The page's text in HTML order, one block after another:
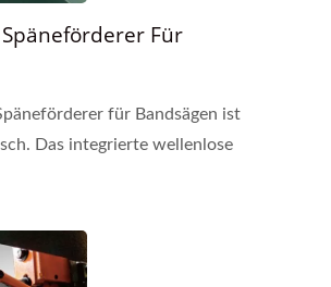
Für
für Bandsägen ist
Das integrierte wellenlose